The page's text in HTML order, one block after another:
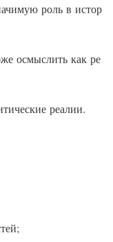
роль в истор
осмыслить как ре
реалии.